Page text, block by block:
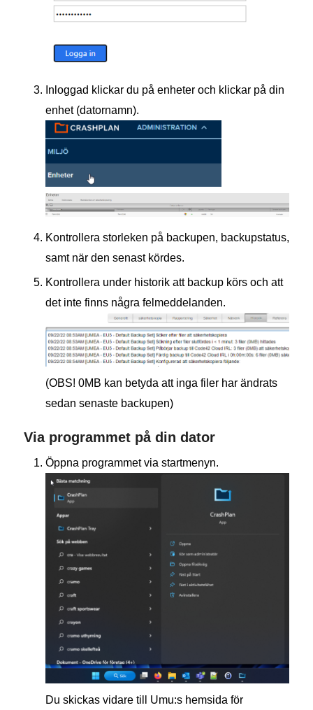
Inloggad klickar du på enheter och klickar på din
enhet (datornamn).
Kontrollera storleken på backupen, backupstatus,
samt när den senast kördes.
Kontrollera under historik att backup körs och att
det inte finns några felmeddelanden.
(OBS! 0MB kan betyda att inga filer har ändrats
sedan senaste backupen)
Via programmet på din dator
Öppna programmet via startmenyn.
Du skickas vidare till Umu:s hemsida för